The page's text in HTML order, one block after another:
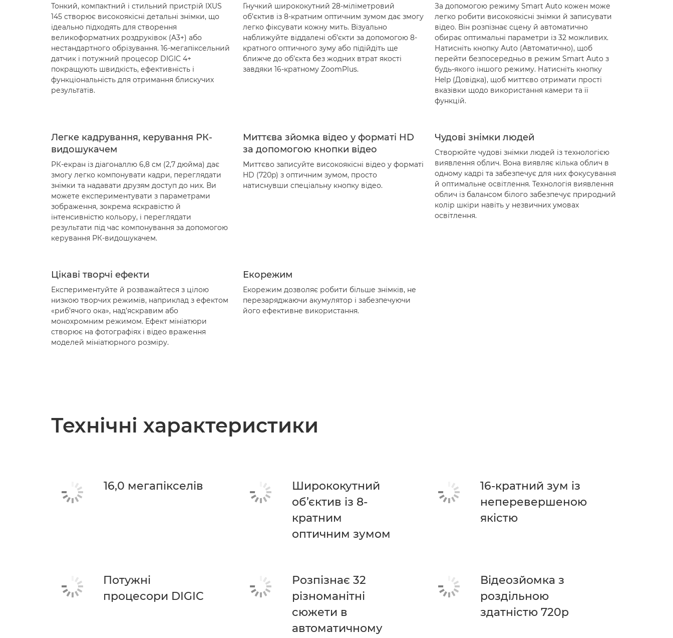
Тонкий, компактний і стильний пристрій IXUS
145 створює високоякісні детальні знімки, що
ідеально підходять для створення
великоформатних роздруківок (A3+) або
нестандартного обрізування. 16-мегапіксельний
датчик і потужний процесор DIGIC 4+
покращують швидкість, ефективність і
функціональність для отримання блискучих
результатів.
Гнучкий ширококутний 28-міліметровий
об’єктив із 8-кратним оптичним зумом дає змогу
легко фіксувати кожну мить. Візуально
наближуйте віддалені об’єкти за допомогою 8-
кратного оптичного зуму або підійдіть ще
ближче до об’єкта без жодних втрат якості
завдяки 16-кратному ZoomPlus.
За допомогою режиму Smart Auto кожен може
легко робити високоякісні знімки й записувати
відео. Він розпізнає сцену й автоматично
обирає оптимальні параметри із 32 можливих.
Натисніть кнопку Auto (Автоматично), щоб
перейти безпосередньо в режим Smart Auto з
будь-якого іншого режиму. Натисніть кнопку
Help (Довідка), щоб миттєво отримати прості
вказівки щодо використання камери та її
функцій.
Легке кадрування, керування РК-
видошукачем
РК-екран із діагоналлю 6,8 см (2,7 дюйма) дає
змогу легко компонувати кадри, переглядати
знімки та надавати друзям доступ до них. Ви
можете експериментувати з параметрами
зображення, зокрема яскравістю й
інтенсивністю кольору, і переглядати
результати під час компонування за допомогою
керування РК-видошукачем.
Миттєва зйомка відео у форматі HD
за допомогою кнопки відео
Миттєво записуйте високоякісні відео у форматі
HD (720p) з оптичним зумом, просто
натиснувши спеціальну кнопку відео.
Чудові знімки людей
Створюйте чудові знімки людей із технологією
виявлення облич. Вона виявляє кілька облич в
одному кадрі та забезпечує для них фокусування
й оптимальне освітлення. Технологія виявлення
облич із балансом білого забезпечує природний
колір шкіри навіть у незвичних умовах
освітлення.
Цікаві творчі ефекти
Експериментуйте й розважайтеся з цілою
низкою творчих режимів, наприклад з ефектом
«риб’ячого ока», над’яскравим або
монохромним режимом. Ефект мініатюри
створює на фотографіях і відео враження
моделей мініатюрного розміру.
Екорежим
Екорежим дозволяє робити більше знімків, не
перезаряджаючи акумулятор і забезпечуючи
його ефективне використання.
Технічні характеристики
16,0 мегапікселів
Ширококутний
об’єктив із 8-
кратним
оптичним зумом
16-кратний зум із
неперевершеною
якістю
Потужні
процесори DIGIC
Розпізнає 32
різноманітні
сюжети в
автоматичному
Відеозйомка з
роздільною
здатністю 720p